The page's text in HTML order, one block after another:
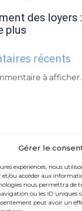
Gérer le
expériences, nous
et/ou accéder aux
nous permettra de
ou les ID uniques
peut avoir un
des loyers
plus
récents
à afficher.